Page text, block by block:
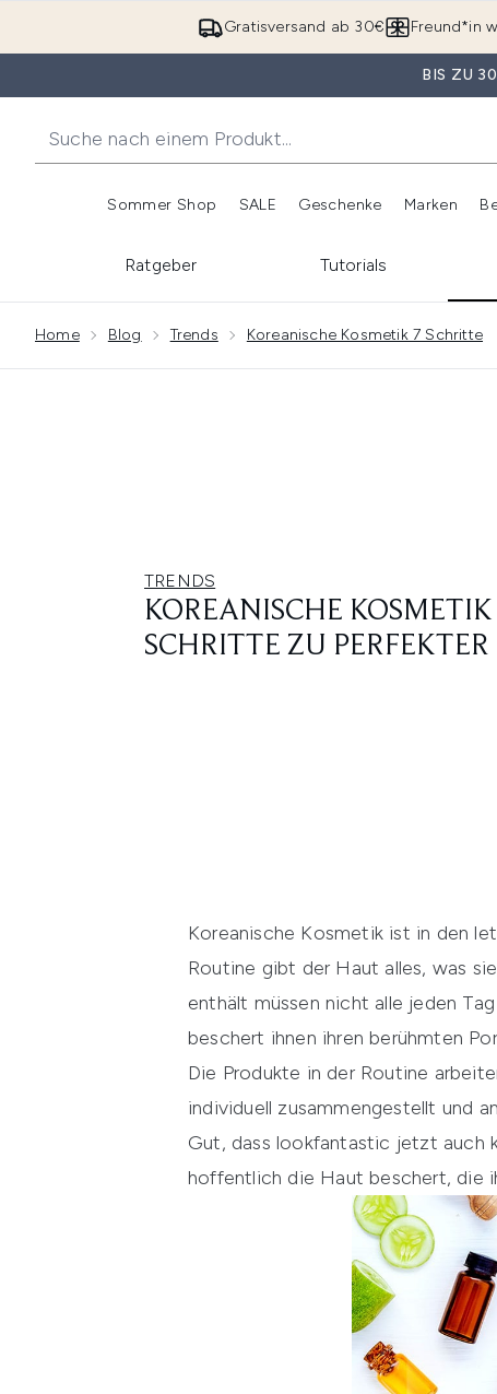
Gratisversand ab 30€ Freund*in
BIS ZU
Sommer Shop
Untermenü Anmelden
SALE
Untermenü
Geschenke Marken
Ratgeber Tutorials
Home Blog Trends Koreanische Kosmetik 7 Schritte
TRENDS
KOREANISCHE
SCHRITTE ZU
Koreanische Kosmetik ist in den
Routine gibt der Haut alles, was
enthält müssen nicht alle jeden
beschert ihnen ihren berühmten
Die Produkte in der Routine
individuell zusammengestellt und
Gut, dass lookfantastic jetzt auch
hoffentlich die Haut beschert, die